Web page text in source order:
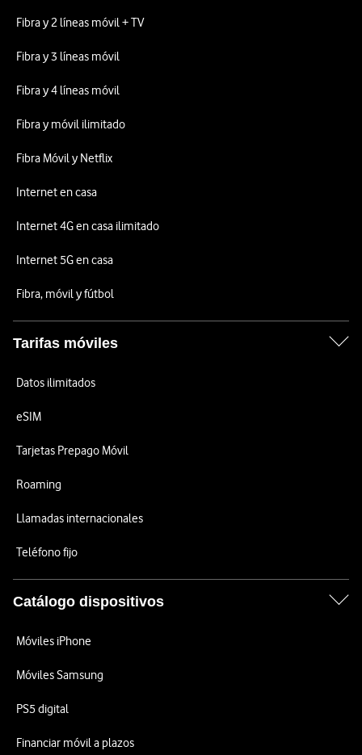
Fibra y 2 líneas móvil + TV
Fibra y 3 líneas móvil
Fibra y 4 líneas móvil
Fibra y móvil ilimitado
Fibra Móvil y Netflix
Internet en casa
Internet 4G en casa ilimitado
Internet 5G en casa
Fibra, móvil y fútbol
Tarifas móviles
Datos ilimitados
eSIM
Tarjetas Prepago Móvil
Roaming
Llamadas internacionales
Teléfono fijo
Catálogo dispositivos
Móviles iPhone
Móviles Samsung
PS5 digital
Financiar móvil a plazos